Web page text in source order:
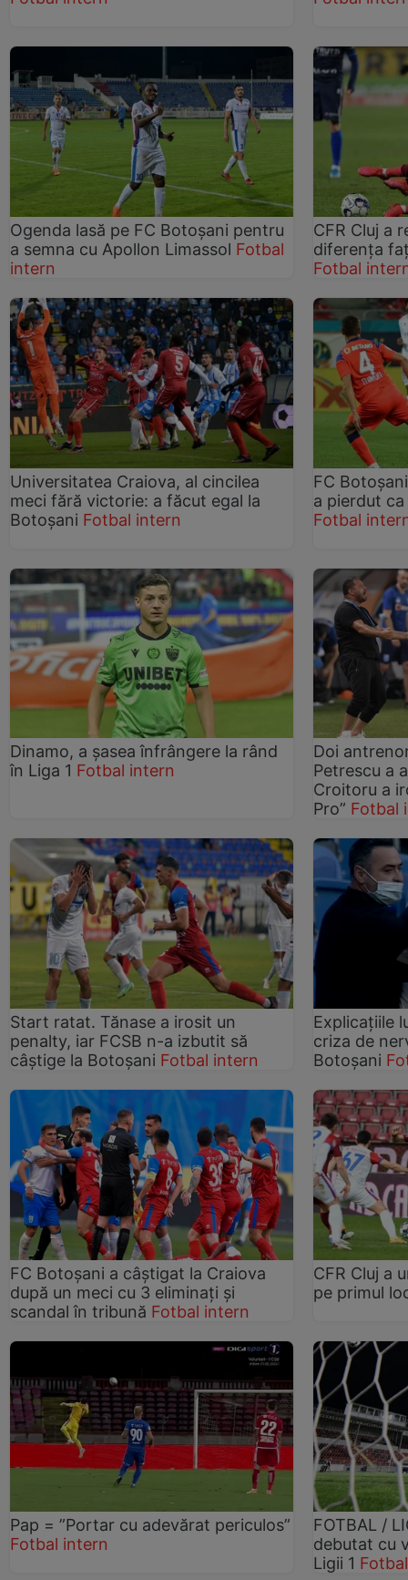
Ogenda lasă pe FC Botoşani pentru
a semna cu Apollon Limassol Fotbal
intern
CFR Cluj a
diferența
Fotbal
Universitatea Craiova, al cincilea
meci fără victorie: a făcut egal la
Botoșani Fotbal intern
FC
a pierdut
Fotbal
Dinamo, a șasea înfrângere la rând
în Liga 1 Fotbal intern
Doi
Petrescu a
Croitoru a
Pro” Fotbal
Start ratat. Tănase a irosit un
penalty, iar FCSB n-a izbutit să
câștige la Botoșani Fotbal intern
Explicațiile
criza de
Botoșani
FC Botoșani a câștigat la Craiova
după un meci cu 3 eliminați și
scandal în tribună Fotbal intern
CFR Cluj a
pe primul
Pap = ”Portar cu adevărat periculos”
Fotbal intern
FOTBAL /
debutat cu
Ligii 1